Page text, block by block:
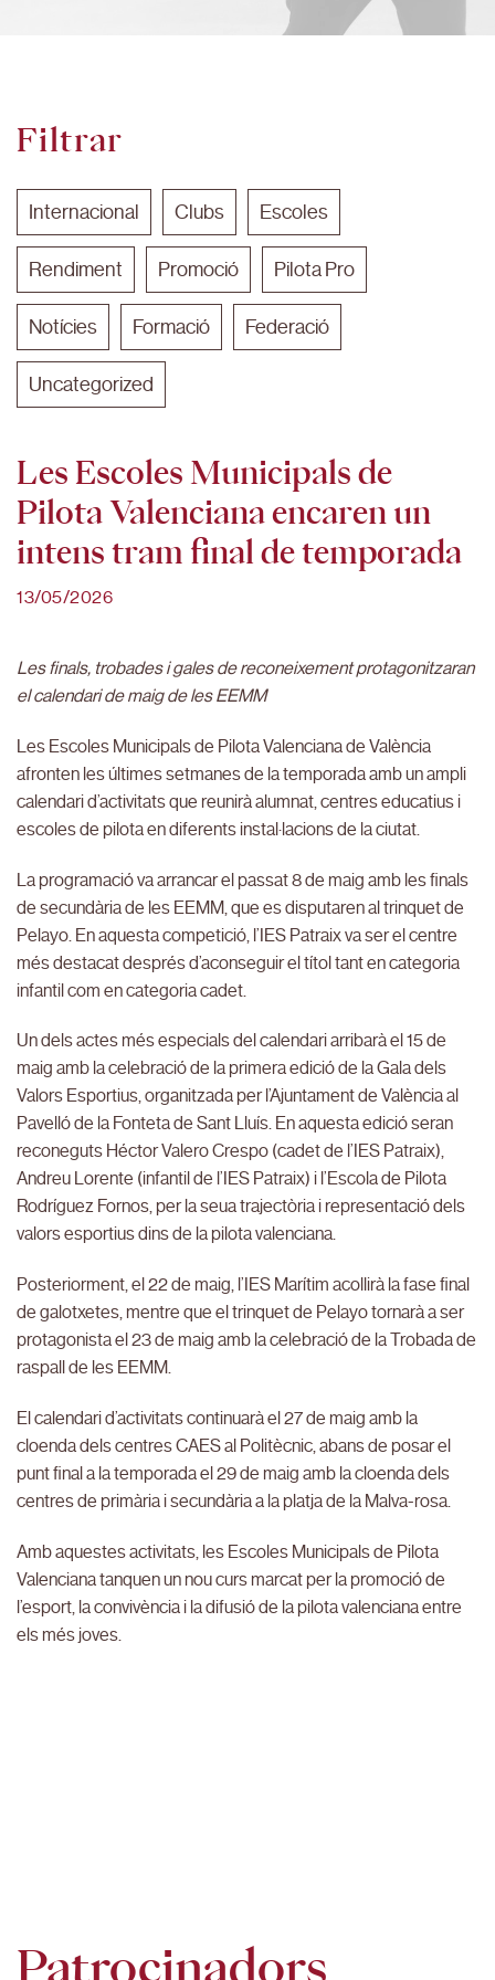
Filtrar
Internacional Clubs Escoles
Rendiment Promoció Pilota Pro
Notícies Formació Federació
Uncategorized
Les Escoles Municipals de
Pilota Valenciana encaren un
intens tram final de temporada
13/05/2026
Les finals, trobades i gales de reconeixement protagonitzaran
el calendari de maig de les EEMM
Les Escoles Municipals de Pilota Valenciana de València
afronten les últimes setmanes de la temporada amb un ampli
calendari d’activitats que reunirà alumnat, centres educatius i
escoles de pilota en diferents instal·lacions de la ciutat.
La programació va arrancar el passat 8 de maig amb les finals
de secundària de les EEMM, que es disputaren al trinquet de
Pelayo. En aquesta competició, l’IES Patraix va ser el centre
més destacat després d’aconseguir el títol tant en categoria
infantil com en categoria cadet.
Un dels actes més especials del calendari arribarà el 15 de
maig amb la celebració de la primera edició de la Gala dels
Valors Esportius, organitzada per l’Ajuntament de València al
Pavelló de la Fonteta de Sant Lluís. En aquesta edició seran
reconeguts Héctor Valero Crespo (cadet de l’IES Patraix),
Andreu Lorente (infantil de l’IES Patraix) i l’Escola de Pilota
Rodríguez Fornos, per la seua trajectòria i representació dels
valors esportius dins de la pilota valenciana.
Posteriorment, el 22 de maig, l’IES Marítim acollirà la fase final
de galotxetes, mentre que el trinquet de Pelayo tornarà a ser
protagonista el 23 de maig amb la celebració de la Trobada de
raspall de les EEMM.
El calendari d’activitats continuarà el 27 de maig amb la
cloenda dels centres CAES al Politècnic, abans de posar el
punt final a la temporada el 29 de maig amb la cloenda dels
centres de primària i secundària a la platja de la Malva-rosa.
Amb aquestes activitats, les Escoles Municipals de Pilota
Valenciana tanquen un nou curs marcat per la promoció de
l’esport, la convivència i la difusió de la pilota valenciana entre
els més joves.
Patrocinadors